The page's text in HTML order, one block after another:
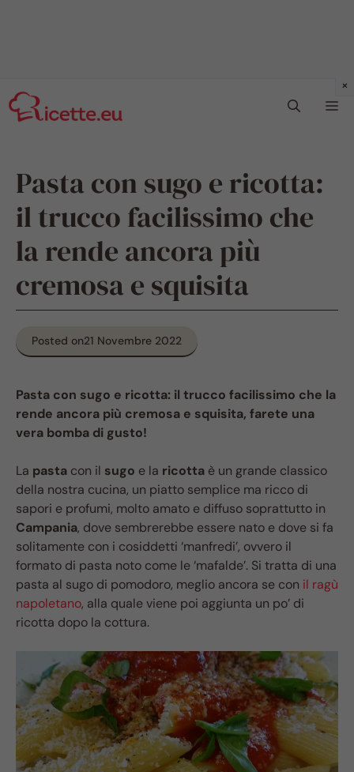
al
contenuto
Pasta con sugo e ricotta:
il trucco facilissimo che
la rende ancora più
cremosa e squisita
Posted on21 Novembre 2022
Pasta con sugo e ricotta: il trucco facilissimo che la
rende ancora più cremosa e squisita, farete una
vera bomba di gusto!
La pasta con il sugo e la ricotta è un grande classico
della nostra cucina, un piatto semplice ma ricco di
sapori e profumi, molto amato e diffuso soprattutto in
Campania, dove sembrerebbe essere nato e dove si fa
solitamente con i cosiddetti ‘manfredi’, ovvero il
formato di pasta noto come le ‘mafalde’. Si tratta di una
pasta al sugo di pomodoro, meglio ancora se con il ragù
napoletano, alla quale viene poi aggiunta un po’ di
ricotta dopo la cottura.